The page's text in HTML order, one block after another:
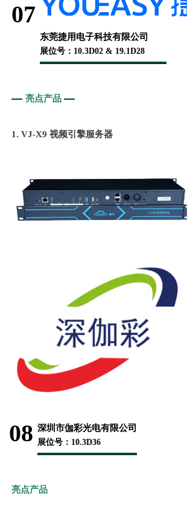
07
东莞捷用电子科技有限公司
展位号：10.3D02 & 19.1D28
亮点产品
1. VJ-X9 视频引擎服务器
08 深圳市伽彩光电有限公司
展位号：10.3D36
亮点产品